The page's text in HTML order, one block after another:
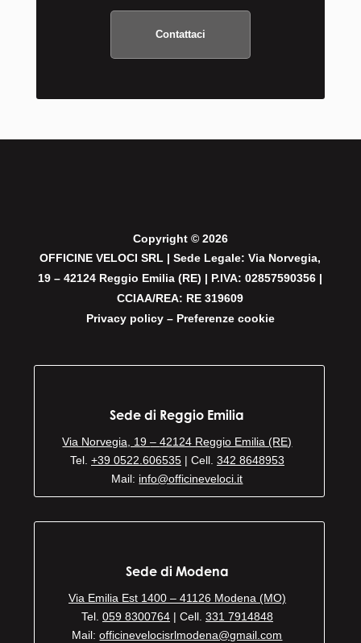
Contattaci
Copyright © 2026
OFFICINE VELOCI SRL | Sede Legale: Via Norvegia,
19 – 42124 Reggio Emilia (RE) | P.IVA: 02857590356 |
CCIAA/REA: RE 319609
Privacy policy– Preferenze cookie
Sede di Reggio Emilia
Via Norvegia, 19–42124 Reggio Emilia (RE)
Tel. +39 0522.606535| Cell. 342 8648953
Mail: info@officineveloci.it
Sede di Modena
Via Emilia Est 1400 – 41126 Modena (MO)
Tel. 059 8300764| Cell. 331 7914848
Mail:officinevelocisrlmodena@gmail.com